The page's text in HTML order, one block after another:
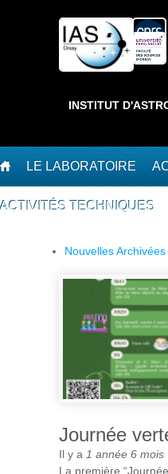
Interne ]
INSTITUT
LE LABORATOIRE
ACTIVITÉS TECHNIQUES
Nouvelles Archivées
Journée
Il y a 1 année 6 mois
La première